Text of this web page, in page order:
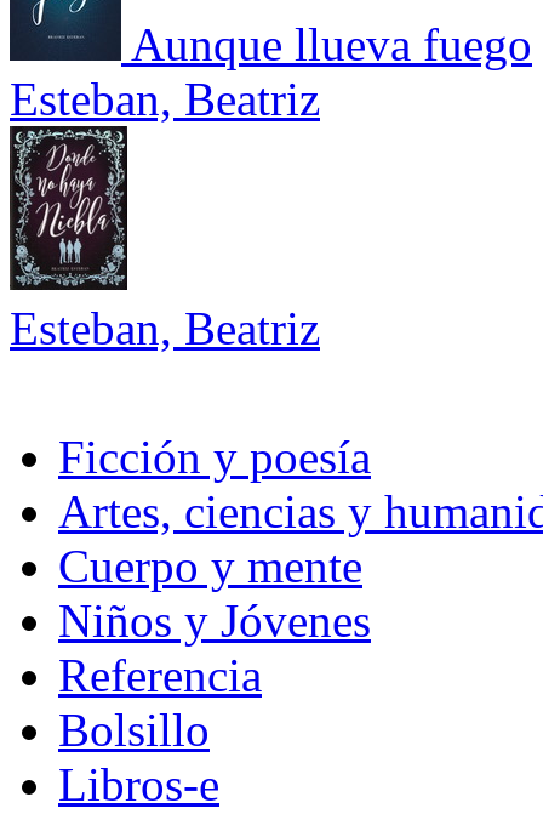
Aunque llueva fuego
Esteban, Beatriz
Esteban, Beatriz
Ficción y poesía
Artes, ciencias y
Cuerpo y mente
Niños y Jóvenes
Referencia
Bolsillo
Libros-e